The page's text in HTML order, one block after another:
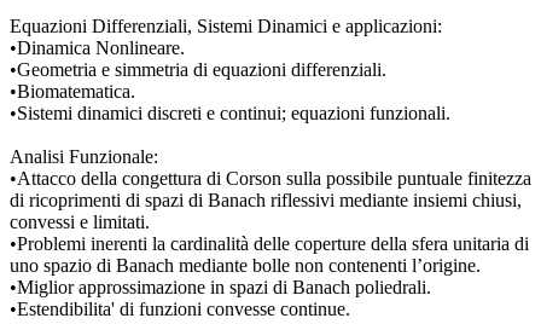
Equazioni Differenziali, Sistemi Dinamici e applicazioni:
•Dinamica Nonlineare.
•Geometria e simmetria di equazioni differenziali.
•Biomatematica.
•Sistemi dinamici discreti e continui; equazioni funzionali.
Analisi Funzionale:
•Attacco della congettura di Corson sulla possibile puntuale finitezza
di ricoprimenti di spazi di Banach riflessivi mediante insiemi chiusi,
convessi e limitati.
•Problemi inerenti la cardinalità delle coperture della sfera unitaria di
uno spazio di Banach mediante bolle non contenenti l’origine.
•Miglior approssimazione in spazi di Banach poliedrali.
•Estendibilita' di funzioni convesse continue.